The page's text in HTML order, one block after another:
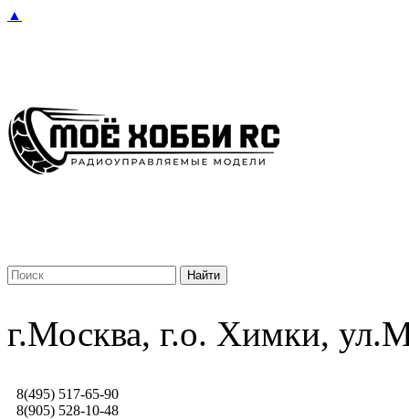
▲
г.Москва, г.о. Химки,
8(495) 517-65-90
8(905) 528-10-48